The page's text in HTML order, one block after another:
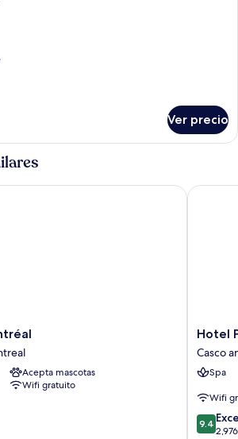
Ver precio
Acepta mascotas
Wifi gratuito
Hotel
Place
d'Armes
Casco
de
Hotel
Casco
Spa
Wifi
9.4
de
9.4
Hotel